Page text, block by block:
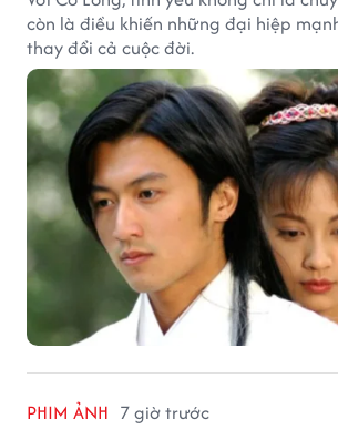
còn là điều khiến những đại hiệp
thay đổi cả cuộc đời.
PHIM ẢNH 7 giờ trước